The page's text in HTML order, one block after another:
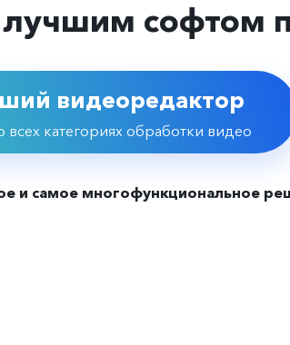
лучшим софтом
видеоредактор
всех категориях обработки видео
и самое многофункциональное